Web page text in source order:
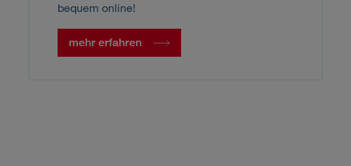
bequem online!
mehr erfahren